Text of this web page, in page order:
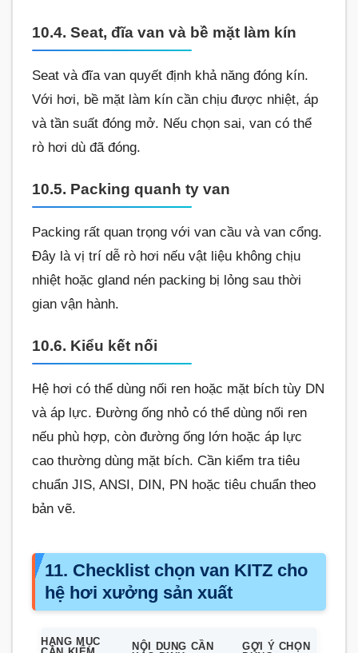
10.4. Seat, đĩa van và bề mặt làm kín
Seat và đĩa van quyết định khả năng đóng kín.
Với hơi, bề mặt làm kín cần chịu được nhiệt, áp
và tần suất đóng mở. Nếu chọn sai, van có thể
rò hơi dù đã đóng.
10.5. Packing quanh ty van
Packing rất quan trọng với van cầu và van cổng.
Đây là vị trí dễ rò hơi nếu vật liệu không chịu
nhiệt hoặc gland nén packing bị lỏng sau thời
gian vận hành.
10.6. Kiểu kết nối
Hệ hơi có thể dùng nối ren hoặc mặt bích tùy DN
và áp lực. Đường ống nhỏ có thể dùng nối ren
nếu phù hợp, còn đường ống lớn hoặc áp lực
cao thường dùng mặt bích. Cần kiểm tra tiêu
chuẩn JIS, ANSI, DIN, PN hoặc tiêu chuẩn theo
bản vẽ.
11. Checklist chọn van KITZ cho
hệ hơi xưởng sản xuất
HẠNG MỤC
NỘI DUNG CẦN
GỢI Ý CHỌN